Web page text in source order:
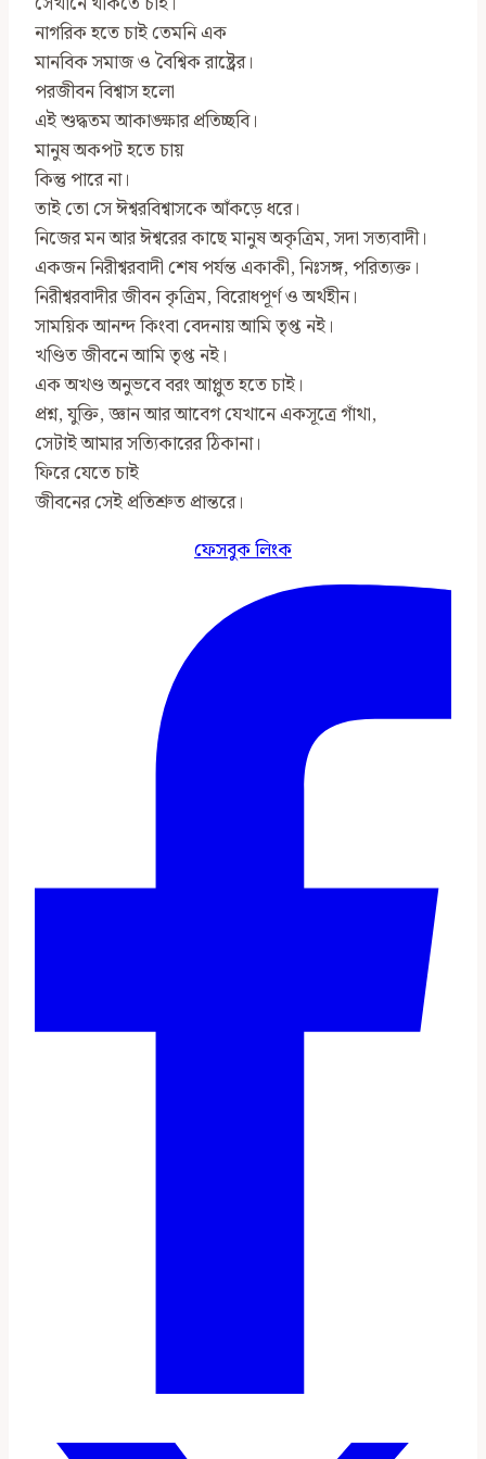
নাগরিক হতে চাই তেমনি এক
মানবিক সমাজ ও বৈশ্বিক রাষ্ট্রের।
পরজীবন বিশ্বাস হলো
এই শুদ্ধতম আকাঙ্ক্ষার প্রতিচ্ছবি।
মানুষ অকপট হতে চায়
কিন্তু পারে না।
তাই তো সে ঈশ্বরবিশ্বাসকে আঁকড়ে ধরে।
নিজের মন আর ঈশ্বরের কাছে মানুষ অকৃত্রিম, সদা সত্যবাদী।
একজন নিরীশ্বরবাদী শেষ পর্যন্ত একাকী, নিঃসঙ্গ, পরিত্যক্ত।
নিরীশ্বরবাদীর জীবন কৃত্রিম, বিরোধপূর্ণ ও অর্থহীন।
সাময়িক আনন্দ কিংবা বেদনায় আমি তৃপ্ত নই।
খণ্ডিত জীবনে আমি তৃপ্ত নই।
এক অখণ্ড অনুভবে বরং আপ্লুত হতে চাই।
প্রশ্ন, যুক্তি, জ্ঞান আর আবেগ যেখানে একসূত্রে গাঁথা,
সেটাই আমার সত‍্যিকারের ঠিকানা।
ফিরে যেতে চাই
জীবনের সেই প্রতিশ্রুত প্রান্তরে।
ফেসবুক লিংক